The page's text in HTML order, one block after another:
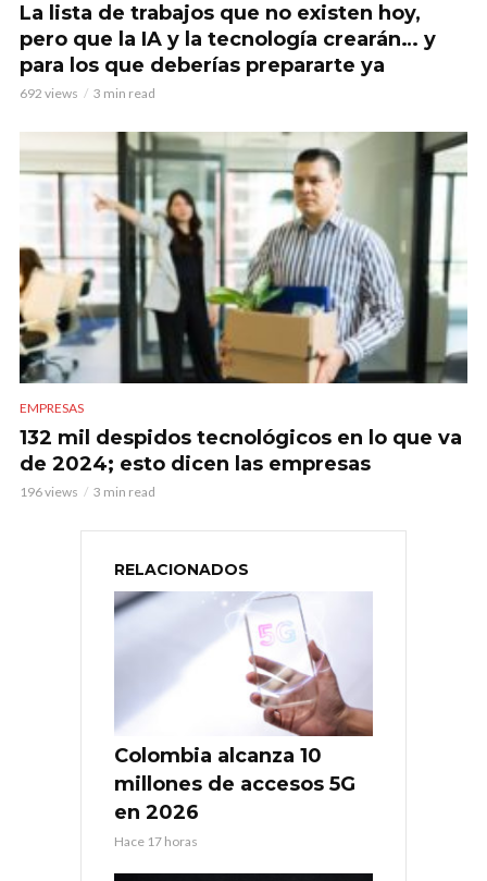
La lista de trabajos que no existen hoy,
pero que la IA y la tecnología crearán… y
para los que deberías prepararte ya
692 views 3 min read
EMPRESAS
132 mil despidos tecnológicos en lo que va
de 2024; esto dicen las empresas
196 views 3 min read
RELACIONADOS
Colombia alcanza 10
millones de accesos 5G
en 2026
Hace 17 horas